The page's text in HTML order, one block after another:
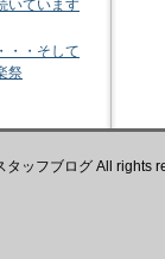
いています
・・そして
祭
ッフブログ All rights